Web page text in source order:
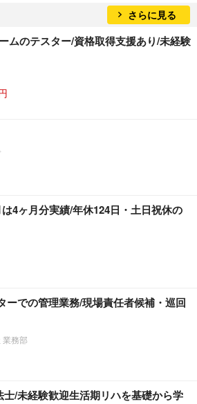
さらに見る
ムのテスター/資格取得支援あり/未経験
は4ヶ月分実績/年休124日・土日祝休の
ーでの管理業務/現場責任者候補・巡回
業務部
/未経験歓迎生活期リハを基礎から学